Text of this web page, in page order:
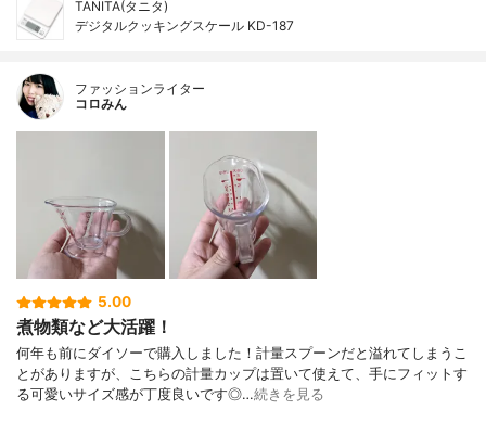
TANITA(タニタ)
デジタルクッキングスケール KD-187
ファッションライター
コロみん
5.00
煮物類など大活躍！
何年も前にダイソーで購入しました！計量スプーンだと溢れてしまうこ
とがありますが、こちらの計量カップは置いて使えて、手にフィットす
る可愛いサイズ感が丁度良いです◎…続きを見る